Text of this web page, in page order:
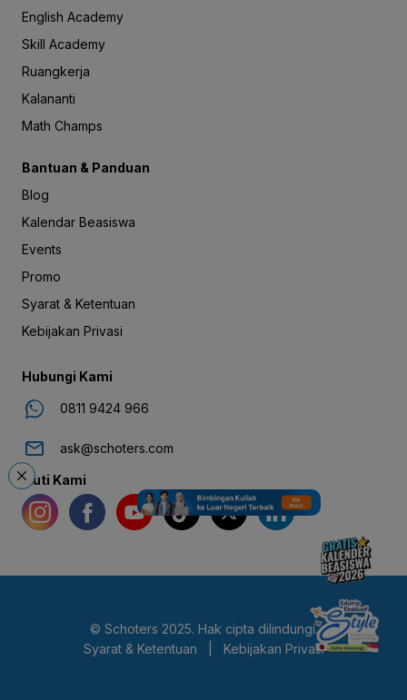
English Academy
Skill Academy
Ruangkerja
Kalananti
Math Champs
Bantuan & Panduan
Blog
Kalendar Beasiswa
Events
Promo
Syarat & Ketentuan
Kebijakan Privasi
Hubungi Kami
0811 9424 966
ask@schoters.com
Ikuti Kami
© Schoters 2025. Hak cipta dilindungi.
Syarat & Ketentuan
Kebijakan Privasi